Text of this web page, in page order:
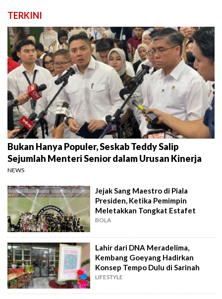
TERKINI
Bukan Hanya Populer, Seskab Teddy Salip
Sejumlah Menteri Senior dalam Urusan Kinerja
NEWS
Jejak Sang Maestro di Piala
Presiden, Ketika Pemimpin
Meletakkan Tongkat Estafet
BOLA
Lahir dari DNA Meradelima,
Kembang Goeyang Hadirkan
Konsep Tempo Dulu di Sarinah
LIFESTYLE